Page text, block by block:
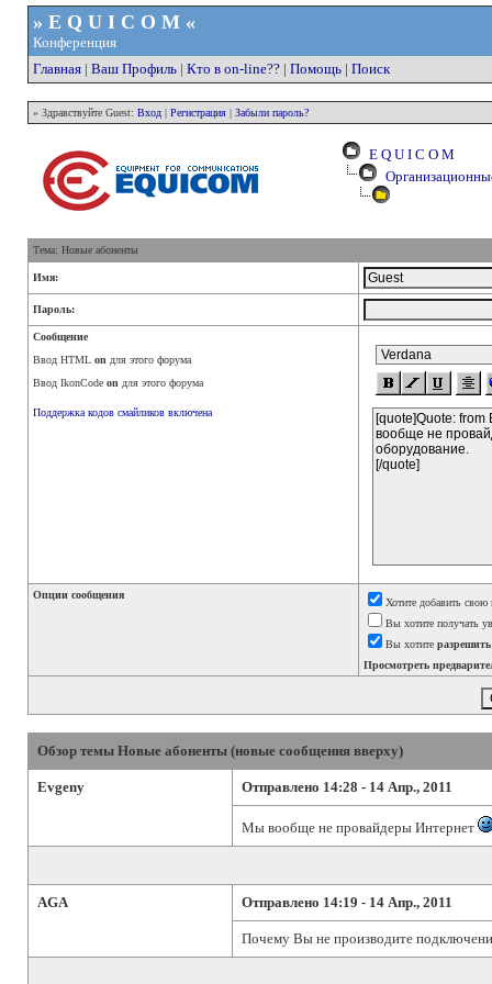
» E Q U I C O M «
Конференция
Главная| Ваш Профиль| Кто в on-line??| Помощь| Поиск
» Здравствуйте Guest: Вход| Регистрация| Забыли пароль?
E Q U I C O M
Тема: Новые абоненты
Имя:
Пароль:
Сообщение
Ввод HTML on для этого форума
Ввод IkonCode on для этого форума
Поддержка кодов смайликов включена
Опции сообщения
Хотите добавить свою
Вы хотите получать
Вы хотите разрешить
Просмотреть
Обзор темы Новые абоненты (новые сообщения вверху)
Evgeny Отправлено 14:28 - 14 Апр., 2011
Мы вообще не провайдеры Интернет
AGA Отправлено 14:19 - 14 Апр., 2011
Почему Вы не производите